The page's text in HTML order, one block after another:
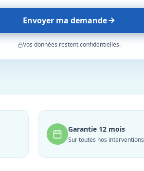
Envoyer ma demande
Vos données restent confidentielles.
Garantie 12 mois
Sur toutes nos interventions